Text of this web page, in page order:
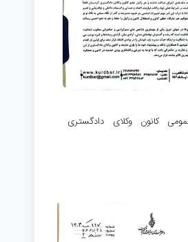
کانون وکلای دادگستری